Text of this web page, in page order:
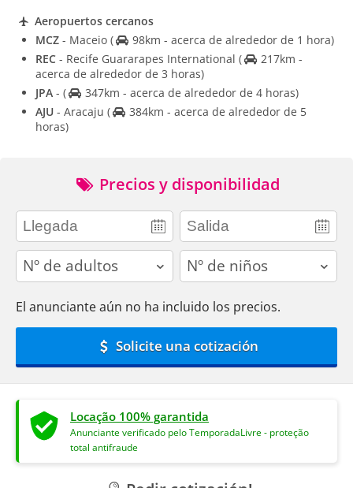
Aeropuertos cercanos
MCZ - Maceio (
98km - acerca de alrededor de 1 hora)
REC - Recife Guararapes International (
217km -
acerca de alrededor de 3 horas)
JPA - (
347km - acerca de alrededor de 4 horas)
AJU - Aracaju (
384km - acerca de alrededor de 5
horas)
Precios y disponibilidad
adults children
El anunciante aún no ha incluido los precios.
Solicite una cotización
Locação 100% garantida
Anunciante verificado pelo TemporadaLivre - proteção
total antifraude